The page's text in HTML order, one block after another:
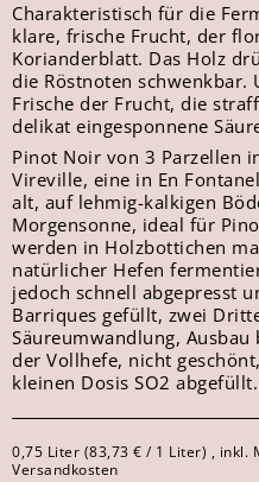
Charakteristisch für die
klare, frische Frucht, der
Korianderblatt. Das Holz
die Röstnoten schwenkbar.
Frische der Frucht, die
delikat eingesponnene
Pinot Noir von 3 Parzellen
Vireville, eine in En
alt, auf lehmig-kalkigen
Morgensonne, ideal für
werden in Holzbottichen
natürlicher Hefen
jedoch schnell abgepresst
Barriques gefüllt, zwei
Säureumwandlung,
der Vollhefe, nicht
kleinen Dosis SO2 abgefüllt.
0,75 Liter (83,73 € / 1 Liter) , inkl.
Versandkosten